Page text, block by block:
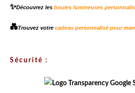
✨Découvrez les boules lumineuses
💑Trouvez votre cadeau personnalisé pour
Sécurité :